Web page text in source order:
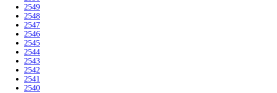
2549
2548
2547
2546
2545
2544
2543
2542
2541
2540